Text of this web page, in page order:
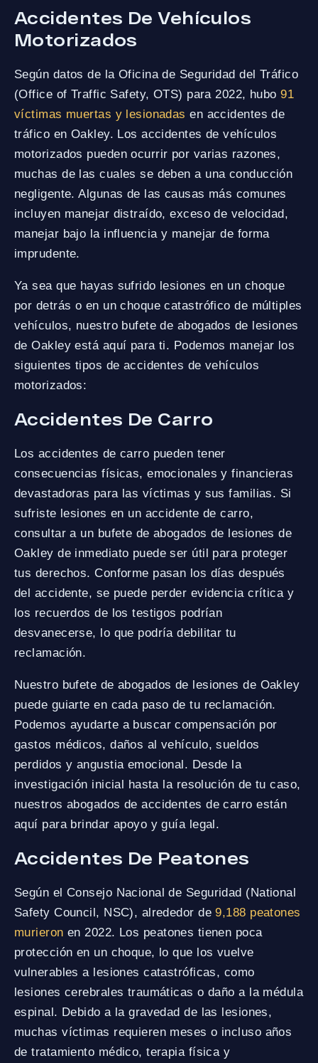
Accidentes De Vehículos
Motorizados
Según datos de la Oficina de Seguridad del Tráfico
(Office of Traffic Safety, OTS) para 2022, hubo91
víctimas muertas y lesionadas en accidentes de
tráfico en Oakley. Los accidentes de vehículos
motorizados pueden ocurrir por varias razones,
muchas de las cuales se deben a una conducción
negligente. Algunas de las causas más comunes
incluyen manejar distraído, exceso de velocidad,
manejar bajo la influencia y manejar de forma
imprudente.
Ya sea que hayas sufrido lesiones en un choque
por detrás o en un choque catastrófico de múltiples
vehículos, nuestro bufete de abogados de lesiones
de Oakley está aquí para ti. Podemos manejar los
siguientes tipos de accidentes de vehículos
motorizados:
Accidentes De Carro
Los accidentes de carro pueden tener
consecuencias físicas, emocionales y financieras
devastadoras para las víctimas y sus familias. Si
sufriste lesiones en un accidente de carro,
consultar a un bufete de abogados de lesiones de
Oakley de inmediato puede ser útil para proteger
tus derechos. Conforme pasan los días después
del accidente, se puede perder evidencia crítica y
los recuerdos de los testigos podrían
desvanecerse, lo que podría debilitar tu
reclamación.
Nuestro bufete de abogados de lesiones de Oakley
puede guiarte en cada paso de tu reclamación.
Podemos ayudarte a buscar compensación por
gastos médicos, daños al vehículo, sueldos
perdidos y angustia emocional. Desde la
investigación inicial hasta la resolución de tu caso,
nuestros abogados de accidentes de carro están
aquí para brindar apoyo y guía legal.
Accidentes De Peatones
Según el Consejo Nacional de Seguridad (National
Safety Council, NSC), alrededor de9,188 peatones
murieron en 2022. Los peatones tienen poca
protección en un choque, lo que los vuelve
vulnerables a lesiones catastróficas, como
lesiones cerebrales traumáticas o daño a la médula
espinal. Debido a la gravedad de las lesiones,
muchas víctimas requieren meses o incluso años
de tratamiento médico, terapia física y